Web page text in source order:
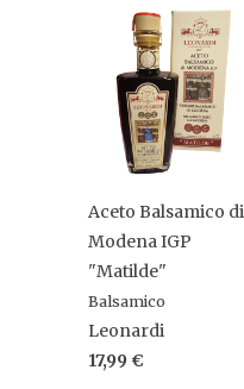
Aceto Balsamico di
Modena IGP
"Matilde"
Balsamico
Leonardi
17,99 €